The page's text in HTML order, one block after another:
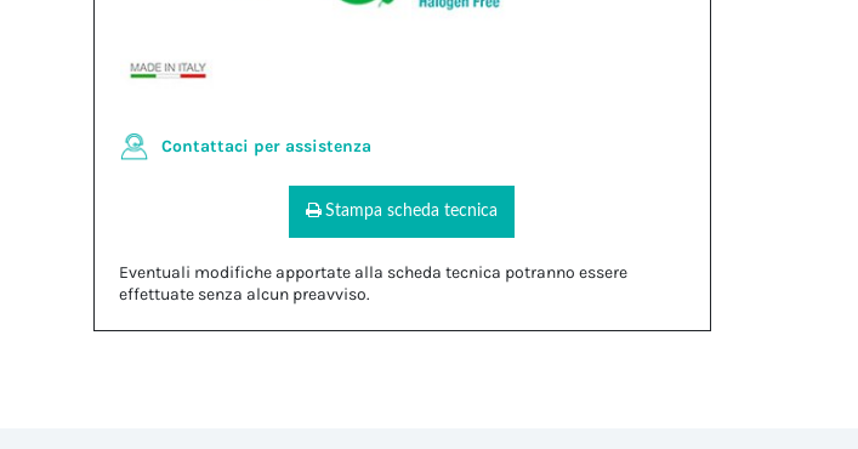
Contattaci per assistenza
Stampa scheda tecnica
Eventuali modifiche apportate alla scheda tecnica potranno essere
effettuate senza alcun preavviso.